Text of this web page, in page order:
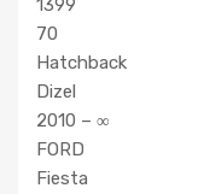
1399
70
Hatchback
Dizel
2010 – ∞
FORD
Fiesta